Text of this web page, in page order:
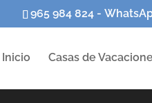
965 984 824 -
Inicio Casas de